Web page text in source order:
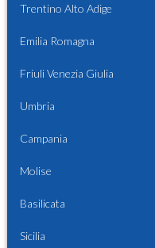
Trentino Alto Adige
Emilia Romagna
Friuli Venezia Giulia
Umbria
Campania
Molise
Basilicata
Sicilia